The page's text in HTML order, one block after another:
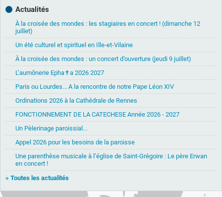
Actualités
À la croisée des mondes : les stagiaires en concert ! (dimanche 12
juillet)
Un été culturel et spirituel en Ille-et-Vilaine
À la croisée des mondes : un concert d’ouverture (jeudi 9 juillet)
L’aumônerie Epha✝a 2026 2027
Paris ou Lourdes... A la rencontre de notre Pape Léon XIV
Ordinations 2026 à la Cathédrale de Rennes
FONCTIONNEMENT DE LA CATECHESE Année 2026 - 2027
Un Pèlerinage paroissial...
Appel 2026 pour les besoins de la paroisse
Une parenthèse musicale à l’église de Saint-Grégoire : Le père Erwan
en concert !
» Toutes les actualités